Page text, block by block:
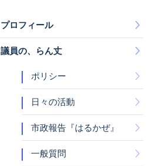
プロフィール
議員の、らん丈
ポリシー
日々の活動
市政報告『はるかぜ』
一般質問